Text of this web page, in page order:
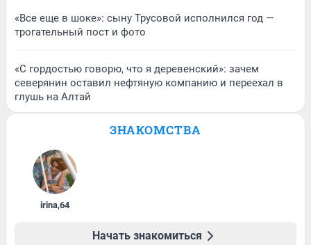
«Все еще в шоке»: сыну Трусовой исполнился год —
трогательный пост и фото
«С гордостью говорю, что я деревенский»: зачем
северянин оставил нефтяную компанию и переехал в
глушь на Алтай
ЗНАКОМСТВА
irina,64
Начать знакомиться